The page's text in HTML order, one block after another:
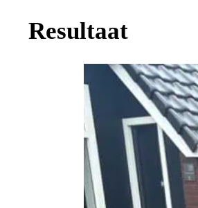
Resultaat